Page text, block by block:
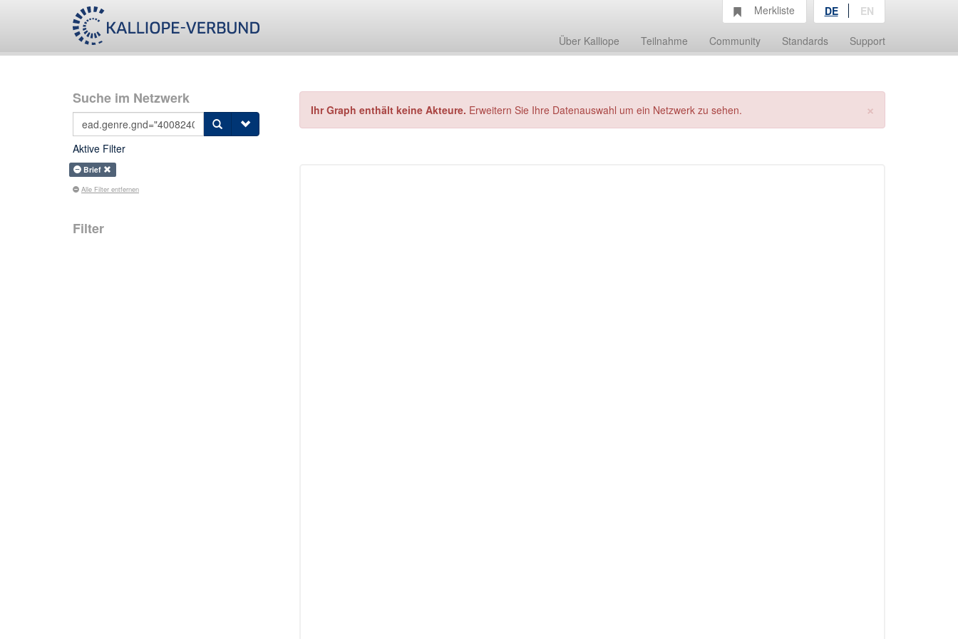
Über Kalliope Teilnahme Community Standards Support
Merkliste DE EN
Suche im Netzwerk
Aktive Filter
Brief
Alle Filter entfernen
Filter
×
Ihr Graph enthält keine Akteure. Erweitern Sie Ihre Datenauswahl um ein Netzwerk zu sehen.